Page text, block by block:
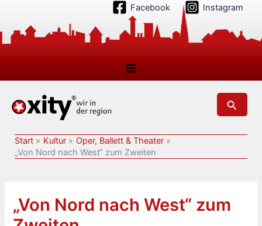
springen
Facebook Instagram
Suchen
Start Kultur
Oper, Ballett & Theater
„Von Nord nach West“ zum Zweiten
„Von Nord nach West“ zum